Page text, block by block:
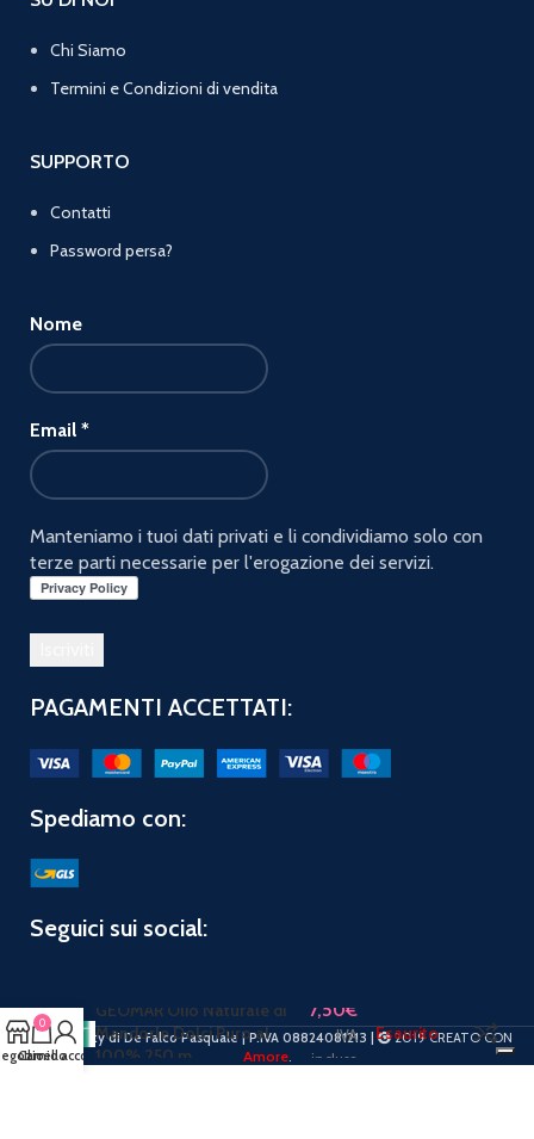
Chi Siamo
Termini e Condizioni di vendita
SUPPORTO
Contatti
Password persa?
Nome
Email *
Manteniamo i tuoi dati privati e li condividiamo solo con
terze parti necessarie per l'erogazione dei servizi.
PAGAMENTI ACCETTATI:
Spediamo con:
Seguici sui social:
PuntoBeauty di De Falco Pasquale | P.IVA 08824081213 | 2019 CREATO CON
Amore.
GEOMAR Olio Naturale di
Mandorle Dolci Puro al
100% 250 m
7,50€
IVA
inclusa
Esaurito
0
Carrello
Il mio account